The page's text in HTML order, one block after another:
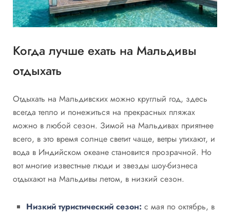
Когда лучше ехать на Мальдивы
отдыхать
Отдыхать на Мальдивских можно круглый год, здесь
всегда тепло и понежиться на прекрасных пляжах
можно в любой сезон. Зимой на Мальдивах приятнее
всего, в это время солнце светит чаще, ветры утихают, и
вода в Индийском океане становится прозрачной. Но
вот многие известные люди и звезды шоу-бизнеса
отдыхают на Мальдивы летом, в низкий сезон.
Низкий туристический сезон: с мая по октябрь, в